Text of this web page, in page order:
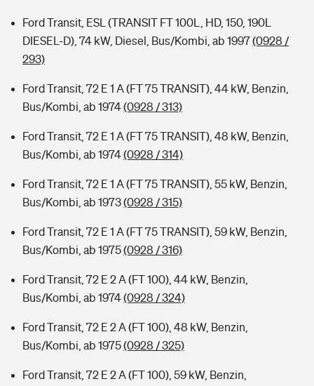
Ford Transit, ESL (TRANSIT FT 100L, HD, 150, 190L
DIESEL-D), 74 kW, Diesel, Bus/Kombi, ab 1997(0928 /
293)
Ford Transit, 72 E 1 A (FT 75 TRANSIT), 44 kW, Benzin,
Bus/Kombi, ab 1974(0928 / 313)
Ford Transit, 72 E 1 A (FT 75 TRANSIT), 48 kW, Benzin,
Bus/Kombi, ab 1974(0928 / 314)
Ford Transit, 72 E 1 A (FT 75 TRANSIT), 55 kW, Benzin,
Bus/Kombi, ab 1973(0928 / 315)
Ford Transit, 72 E 1 A (FT 75 TRANSIT), 59 kW, Benzin,
Bus/Kombi, ab 1975(0928 / 316)
Ford Transit, 72 E 2 A (FT 100), 44 kW, Benzin,
Bus/Kombi, ab 1974(0928 / 324)
Ford Transit, 72 E 2 A (FT 100), 48 kW, Benzin,
Bus/Kombi, ab 1975(0928 / 325)
Ford Transit, 72 E 2 A (FT 100), 59 kW, Benzin,